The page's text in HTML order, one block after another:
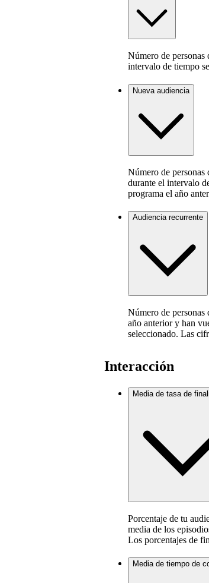
Número de personas
intervalo de tiempo
Nueva audiencia
Número de personas
durante el intervalo
programa el año
Audiencia recurrente
Número de personas
año anterior y han
seleccionado. Las
Interacción
Media de tasa de
Porcentaje de tu
media de los
Los porcentajes de
Media de tiempo de